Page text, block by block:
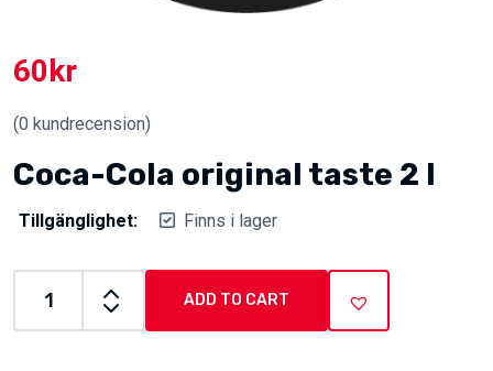
60kr
(0 kundrecension)
Coca-Cola original taste 2 l
Tillgänglighet: Finns i lager
Coca-
ADD TO CART